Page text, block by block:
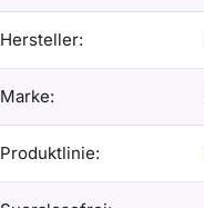
Hersteller:
Marke:
Produktlinie: